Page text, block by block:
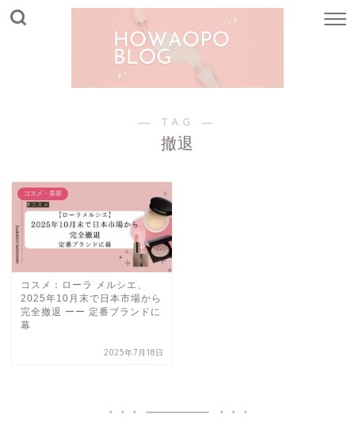
― TAG ―
撤退
コスメ・美容
コスメ：ローラ メルシエ、
2025年10月末で日本市場から
完全撤退 ーー 定番ブランドに
幕
2025年7月18日